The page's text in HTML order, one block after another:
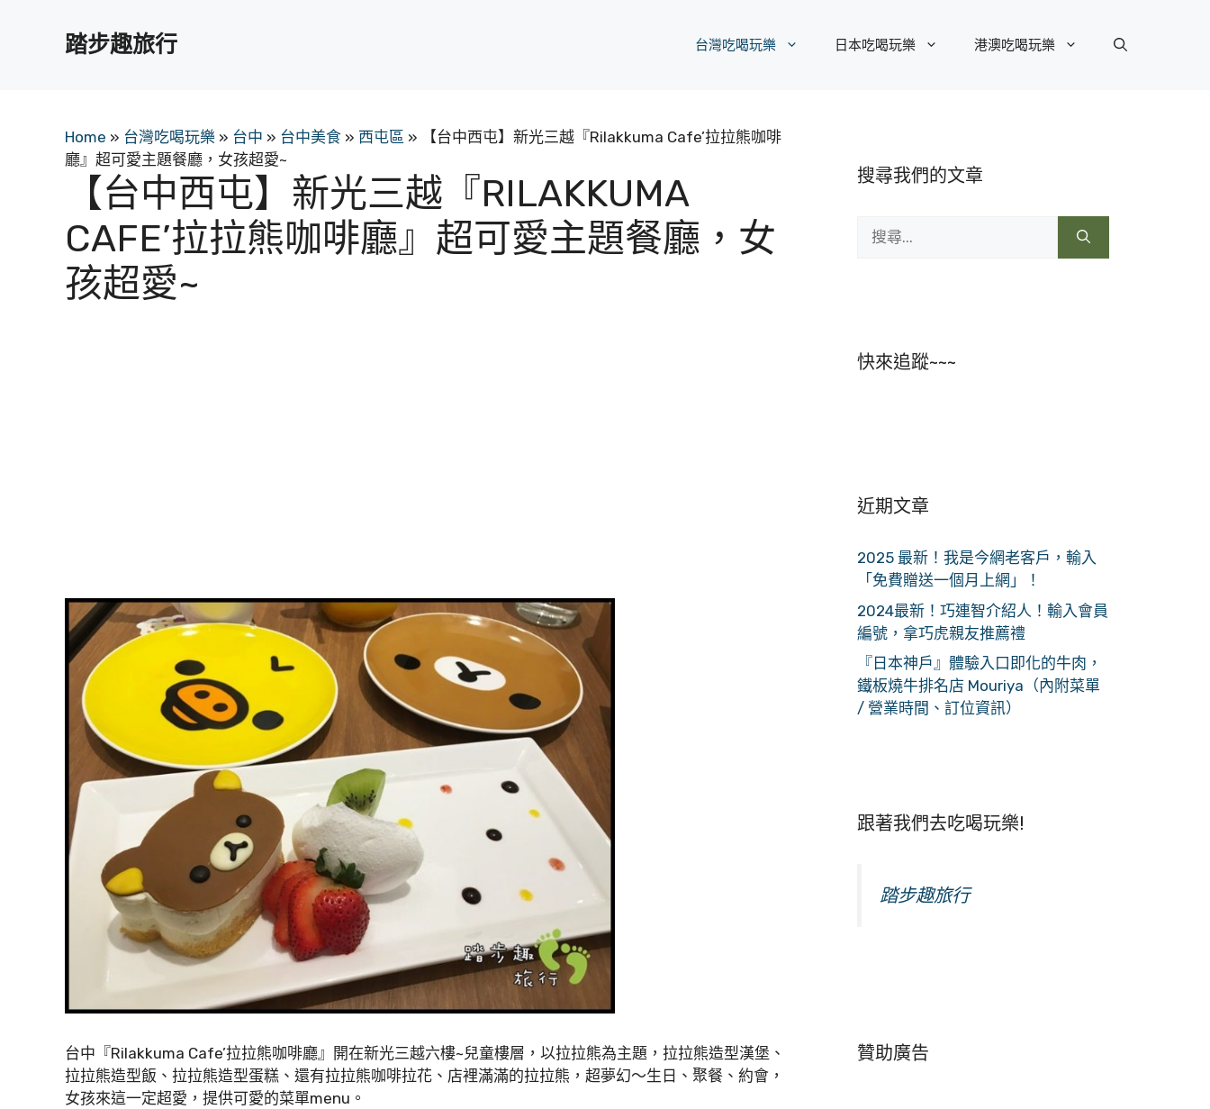
踏步趣旅行 台灣吃喝玩樂 日本吃喝玩樂 港澳吃喝玩樂
Home » 台灣吃喝玩樂 » 台中 » 台中美食 » 西屯區 » 【台中西屯】新光三越『Rilakkuma Cafe’拉拉熊咖啡
廳』超可愛主題餐廳，女孩超愛~
【台中西屯】新光三越『RILAKKUMA
CAFE’拉拉熊咖啡廳』超可愛主題餐廳，女
孩超愛~
台中『Rilakkuma Cafe’拉拉熊咖啡廳』開在新光三越六樓~兒童樓層，以拉拉熊為主題，拉拉熊造型漢堡、
拉拉熊造型飯、拉拉熊造型蛋糕、還有拉拉熊咖啡拉花、店裡滿滿的拉拉熊，超夢幻～生日、聚餐、約會，
女孩來這一定超愛，提供可愛的菜單menu。
搜尋我們的文章
尋:
快來追蹤~~~
近期文章
2025 最新！我是今網老客戶，輸入
「免費贈送一個月上網」！
2024最新！巧連智介紹人！輸入會員
編號，拿巧虎親友推薦禮
『日本神戶』體驗入口即化的牛肉，
鐵板燒牛排名店 Mouriya（內附菜單
/ 營業時間、訂位資訊）
跟著我們去吃喝玩樂!
踏步趣旅行
贊助廣告